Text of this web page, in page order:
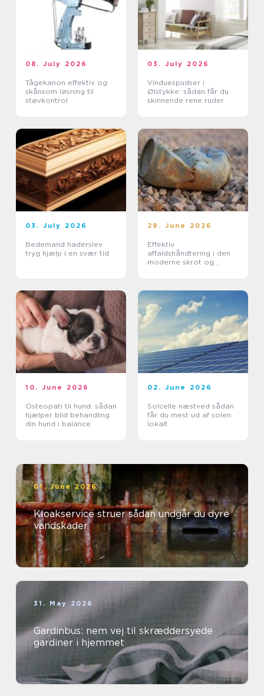
08. July 2026
Tågekanon effektiv og
skånsom løsning til
støvkontrol
03. July 2026
Vinduespudser i
Ølstykke: sådan får du
skinnende rene ruder
03. July 2026
Bedemand haderslev
tryg hjælp i en svær tid
29. June 2026
Effektiv
affaldshåndtering i den
moderne skrot og
10. June 2026
Osteopati til hund: sådan
hjælper blid behandling
din hund i balance
02. June 2026
Solcelle næstved sådan
får du mest ud af solen
lokalt
01. June 2026
Kloakservice struer sådan undgår du dyre
vandskader
31. May 2026
Gardinbus: nem vej til skræddersyede
gardiner i hjemmet